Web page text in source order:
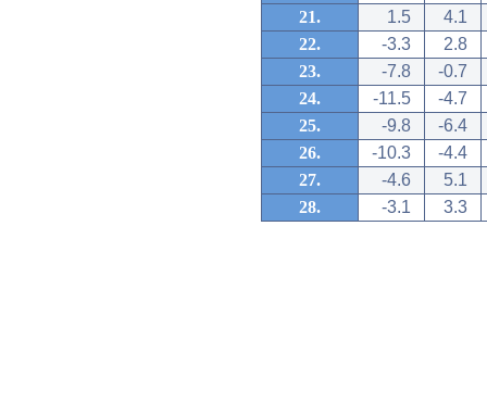
21.
1.5
4.1
22.
-3.3
2.8
23.
-7.8
-0.7
24.
-11.5
-4.7
25.
-9.8
-6.4
26.
-10.3
-4.4
27.
-4.6
5.1
28.
-3.1 3.3